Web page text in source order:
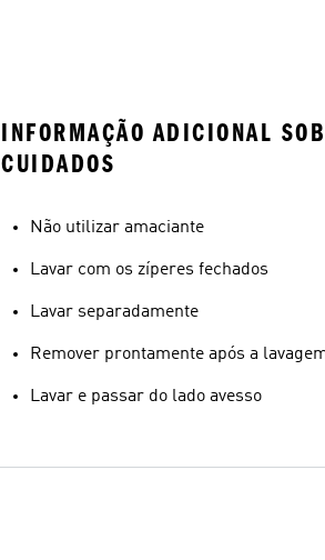
INFORMAÇÃO ADICIONAL
CUIDADOS
Não utilizar amaciante
Lavar com os zíperes fechados
Lavar separadamente
Remover prontamente após a
Lavar e passar do lado avesso